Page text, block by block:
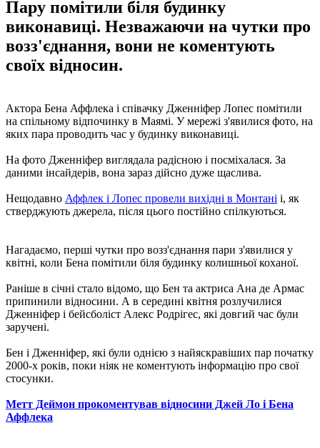
Пару помітили біля будинку
виконавиці. Незважаючи на чутки про
возз'єднання, вони не коментують
своїх відносин.
Актора Бена Аффлека і співачку Дженніфер Лопес помітили
на спільному відпочинку в Маямі. У мережі з'явилися фото, на
яких пара проводить час у будинку виконавиці.
На фото Дженніфер виглядала радісною і посміхалася. За
даними інсайдерів, вона зараз дійсно дуже щаслива.
Нещодавно Аффлек і Лопес провели вихідні в Монтані і, як
стверджують джерела, після цього постійно спілкуються.
Нагадаємо, перші чутки про возз'єднання пари з'явилися у
квітні, коли Бена помітили біля будинку колишньої коханої.
Раніше в січні стало відомо, що Бен та актриса Ана де Армас
припинили відносини. А в середині квітня розлучилися
Дженніфер і бейсболіст Алекс Родрігес, які довгий час були
заручені.
Бен і Дженніфер, які були однією з найяскравіших пар початку
2000-х років, поки ніяк не коментують інформацію про свої
стосунки.
Метт Деймон прокоментував відносини Джей Ло і Бена
Аффлека